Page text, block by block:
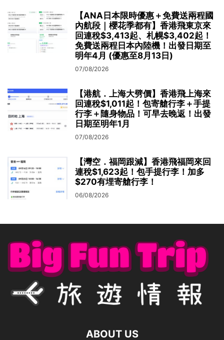
【ANA日本限時優惠＋免費送兩程國
內航段｜櫻花季都有】香港飛東京來
回連稅$3,413起、札幌$3,402起！
免費送兩程日本內陸機！出發日期至
明年4月 (優惠至8月13日)
07/08/2026
【港航．上海大劈價】香港飛上海來
回連稅$1,011起！包寄艙行李＋手提
行李＋隨身物品！可早去晚返！出發
日期至明年1月
07/08/2026
【灣空．福岡跟減】香港飛福岡來回
連稅$1,623起！包手提行李！加多
$270有埋寄艙行李！
06/08/2026
ABOUT US